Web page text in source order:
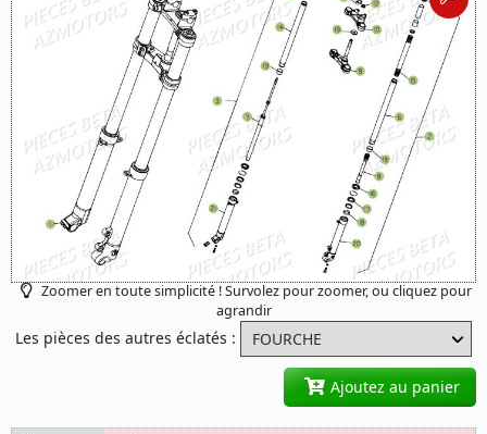
Zoomer en toute simplicité ! Survolez pour zoomer, ou cliquez pour
agrandir
Les pièces des autres éclatés :
Ajoutez au panier